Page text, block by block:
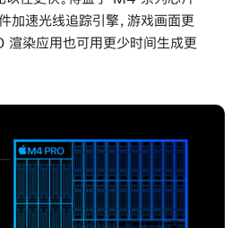
加速光线追踪引擎，游戏画面更
渲染应用也可用更少时间生成更